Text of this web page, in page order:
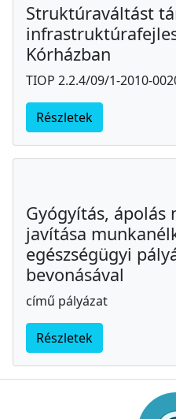
Struktúraváltást
Kórházban
TIOP 2.2.4/09/1-2010-
Részletek
Gyógyítás, ápolás
javítása
egészségügyi
bevonásával
című pályázat
Részletek